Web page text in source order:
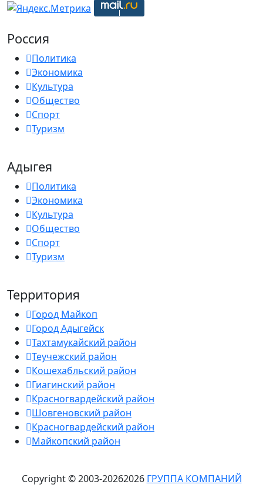
Россия
Политика
Экономика
Культура
Общество
Спорт
Туризм
Адыгея
Политика
Экономика
Культура
Общество
Спорт
Туризм
Территория
Город Майкоп
Город Адыгейск
Тахтамукайский район
Теучежский район
Кошехабльский район
Гиагинский район
Красногвардейский район
Шовгеновский район
Красногвардейский район
Майкопский район
Copyright © 2003-20262026 ГРУППА КОМПАНИЙ